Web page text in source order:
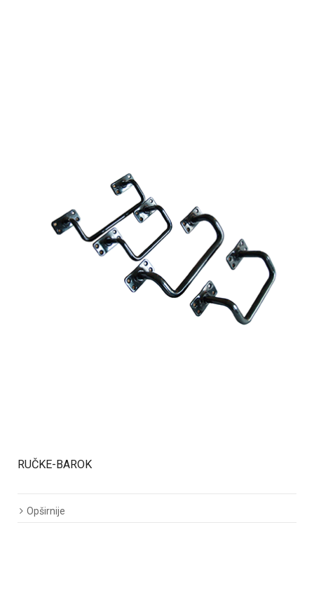
RUČKE-BAROK
Opširnije